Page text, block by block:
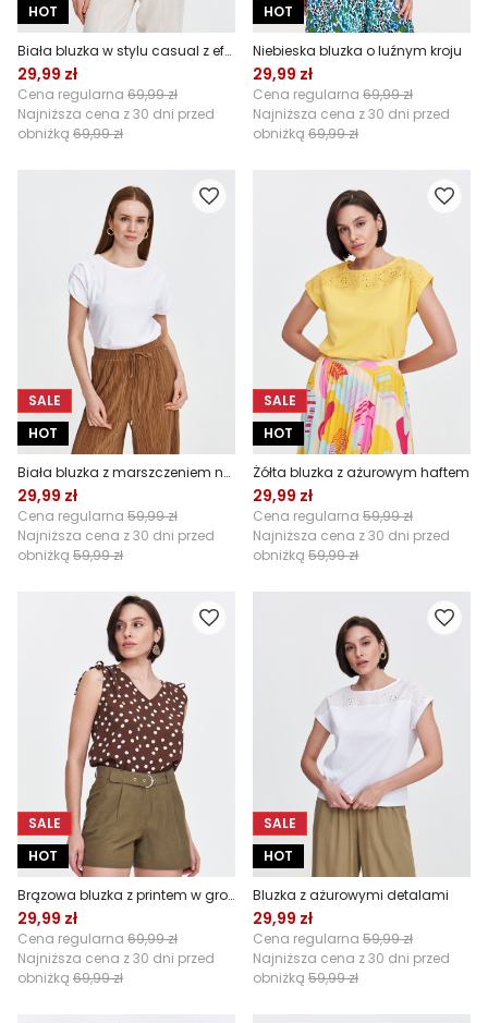
HOT
Biała bluzka w stylu casual z efektownym dekoltem
29,99 zł
Cena regularna 69,99 zł
Najniższa cena z 30 dni przed
obniżką 69,99 zł
HOT
Niebieska bluzka o luźnym kroju
29,99 zł
Cena regularna 69,99 zł
Najniższa cena z 30 dni przed
obniżką 69,99 zł
SALE
HOT
Biała bluzka z marszczeniem na rękawach
29,99 zł
Cena regularna 59,99 zł
Najniższa cena z 30 dni przed
obniżką 59,99 zł
SALE
HOT
Żółta bluzka z ażurowym haftem
29,99 zł
Cena regularna 59,99 zł
Najniższa cena z 30 dni przed
obniżką 59,99 zł
SALE
HOT
Brązowa bluzka z printem w grochy
29,99 zł
Cena regularna 69,99 zł
Najniższa cena z 30 dni przed
obniżką 69,99 zł
SALE
HOT
Bluzka z ażurowymi detalami
29,99 zł
Cena regularna 59,99 zł
Najniższa cena z 30 dni przed
obniżką 59,99 zł